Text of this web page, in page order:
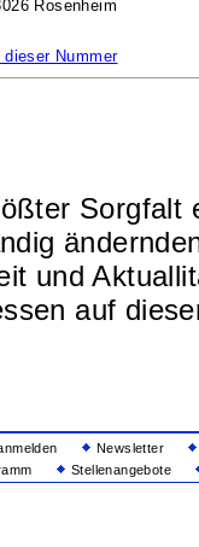
Rosenheim
Nummer
Sorgfalt
und
auf
Newsletter
Stellenangebote